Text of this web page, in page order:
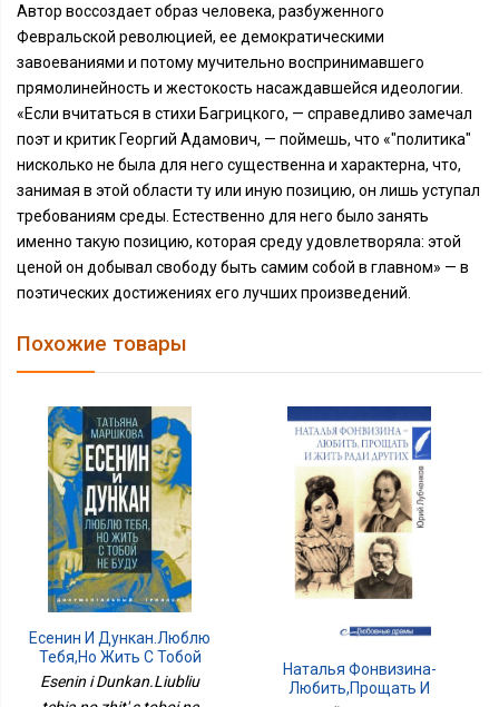
Автор воссоздает образ человека, разбуженного
Февральской революцией, ее демократическими
завоеваниями и потому мучительно воспринимавшего
прямолинейность и жестокость насаждавшейся идеологии.
«Если вчитаться в стихи Багрицкого, — справедливо замечал
поэт и критик Георгий Адамович, — поймешь, что «"политика"
нисколько не была для него существенна и характерна, что,
занимая в этой области ту или иную позицию, он лишь уступал
требованиям среды. Естественно для него было занять
именно такую позицию, которая среду удовлетворяла: этой
ценой он добывал свободу быть самим собой в главном» — в
поэтических достижениях его лучших произведений.
Похожие товары
Есенин И Дункан.Люблю
Тебя,но Жить С Тобой
Не Буду
Esenin i Dunkan.Liubliu
Наталья Фонвизина-
Любить,прощать И